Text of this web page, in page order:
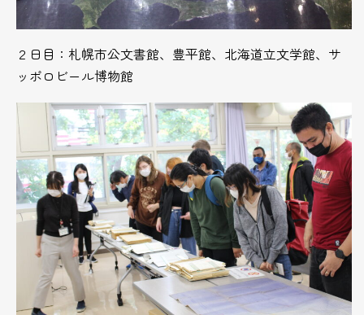
２日目：札幌市公文書館、豊平館、北海道立文学館、サ
ッポロビール博物館